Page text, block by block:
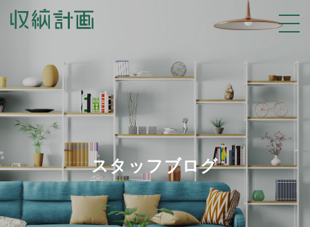
スタッフブログ